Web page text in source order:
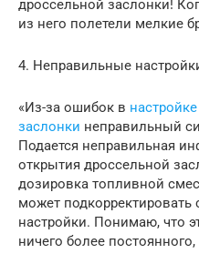
дроссельной заслонки!
из него полетели мелкие
4. Неправильные
«Из-за ошибок в
заслонки неправильный
Подается неправильная
открытия дроссельной
дозировка топливной
может
настройки. Понимаю, что
ничего более